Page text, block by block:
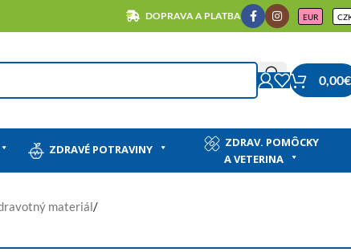
DOPRAVA A PLATBA EUR
0,00€
ZDRAVÉ POTRAVINY
ZDRAV. POMÔCKY
A VETERINA
materiál/